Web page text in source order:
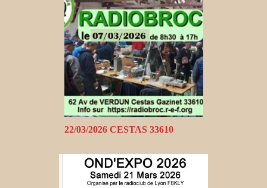
22/03/2026 CESTAS 33610